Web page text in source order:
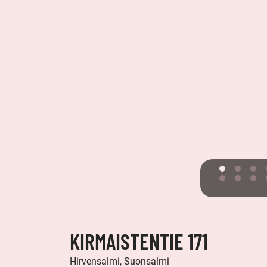
KIRMAISTENTIE 171
Hirvensalmi, Suonsalmi